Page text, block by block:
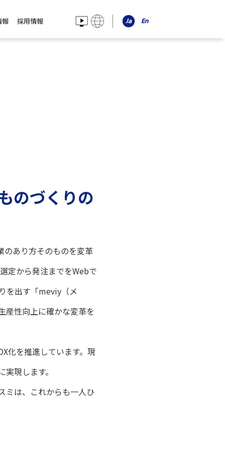
報 採用情報
のづくりの
のあり方そのものを変革
定から発注までをWebで
を出す「meviy（メ
産性向上に確かな変革を
化を推進しています。現
現します。
ミは、これからも一人ひ